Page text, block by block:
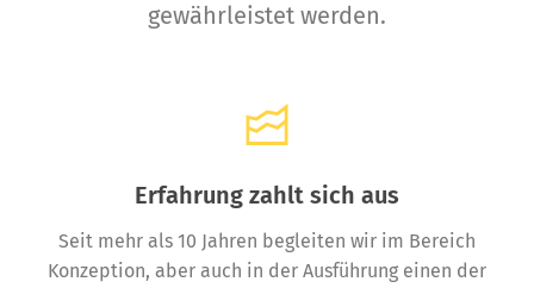
gewährleistet werden.
Erfahrung zahlt sich aus
Seit mehr als 10 Jahren begleiten wir im Bereich
Konzeption, aber auch in der Ausführung einen der